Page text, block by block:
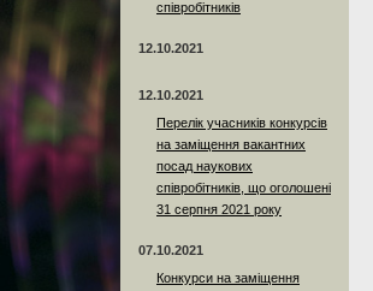
співробітників
12.10.2021
12.10.2021
Перелік учасників конкурсів
на заміщення вакантних
посад наукових
співробітників, що оголошені
31 серпня 2021 року
07.10.2021
Конкурси на заміщення